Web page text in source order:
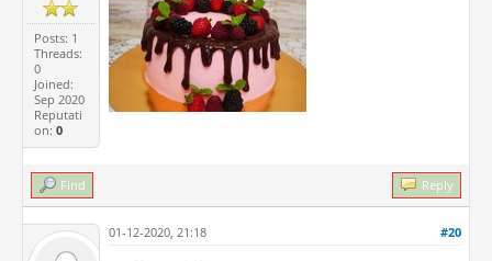
Posts: 1
Threads:
0
Joined:
Sep 2020
Reputati
on:0
Find Reply
#20
01-12-2020, 21:18